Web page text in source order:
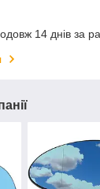
14 днів за